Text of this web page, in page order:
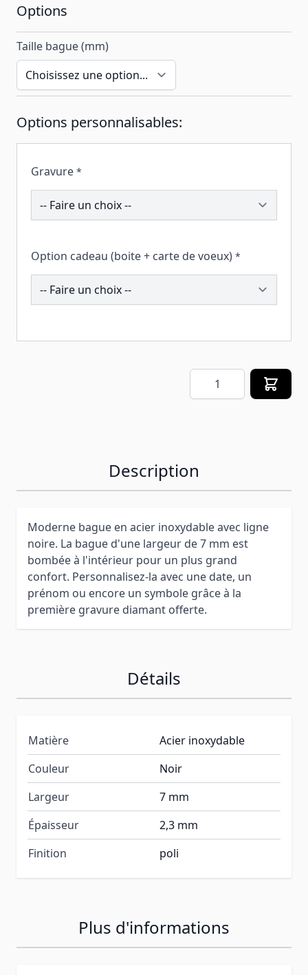
Options
Taille bague (mm)
Options personnalisables:
Gravure *
193904
Option cadeau (boite + carte de voeux) *
258214
Quantité
Description
Moderne bague en acier inoxydable avec ligne
noire. La bague d'une largeur de 7 mm est
bombée à l'intérieur pour un plus grand
confort. Personnalisez-la avec une date, un
prénom ou encore un symbole grâce à la
première gravure diamant offerte.
Détails
Matière
Acier inoxydable
Couleur
Noir
Largeur
7 mm
Épaisseur
2,3 mm
Finition
poli
Plus d'informations